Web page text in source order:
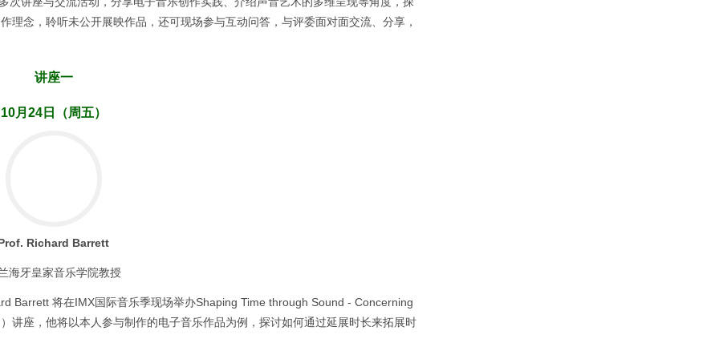
理念，聆听未公开展映作品，还可现场参与互动问答，与评委面对面交流、分享，
讲座一
10月24日（周五）
Richard Barrett
海牙皇家音乐学院教授
Barrett 将在IMX国际音乐季现场举办Shaping Time through Sound - Concerning
座，他将以本人参与制作的电子音乐作品为例，探讨如何通过延展时长来拓展时